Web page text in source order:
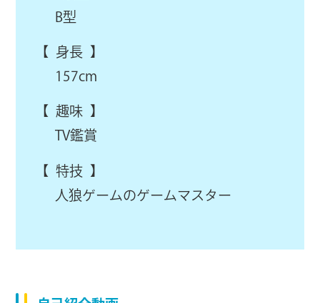
B型
【 身長 】
157cm
【 趣味 】
TV鑑賞
【 特技 】
人狼ゲームのゲームマスター